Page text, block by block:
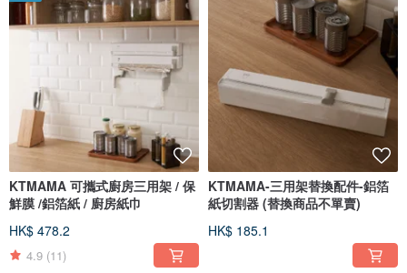
KTMAMA 可攜式廚房三用架 / 保
鮮膜 /鋁箔紙 / 廚房紙巾
HK$ 478.2
4.9 (11)
KTMAMA-三用架替換配件-鋁箔
紙切割器 (替換商品不單賣)
HK$ 185.1